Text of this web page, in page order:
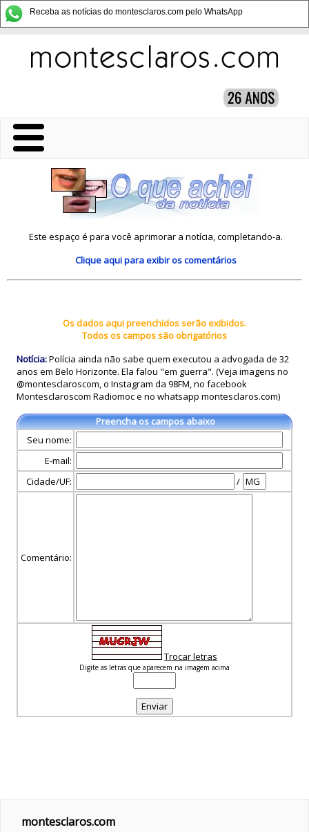
Receba as notícias do montesclaros.com pelo WhatsApp
Este espaço é para você aprimorar a notícia, completando-a.
Clique aquipara exibir os comentários
Os dados aqui preenchidos serão exibidos.
Todos os campos são obrigatórios
Notícia:Polícia ainda não sabe quem executou a advogada de 32
anos em Belo Horizonte. Ela falou "em guerra". (Veja imagens no
@montesclaroscom, o Instagram da 98FM, no facebook
Montesclaroscom Radiomoc e no whatsapp montesclaros.com)
Preencha os campos abaixo
Seu nome:
E-mail:
Cidade/UF:
/
Comentário:
Trocar letras
Digite as letras que aparecem na imagem acima
montesclaros.com